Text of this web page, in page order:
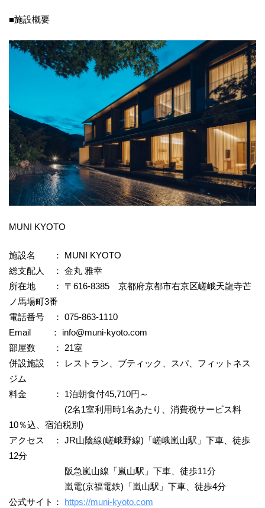
■施設概要
MUNI KYOTO
施設名 ： MUNI KYOTO
総支配人 ： 金丸 雅幸
所在地 ： 〒616-8385 京都府京都市右京区嵯峨天龍寺芒
ノ馬場町3番
電話番号 ： 075-863-1110
Email ： info@muni-kyoto.com
部屋数 ： 21室
併設施設 ： レストラン、ブティック、スパ、フィットネス
ジム
料金 ： 1泊朝食付45,710円～
(2名1室利用時1名あたり、消費税サービス料
10％込、宿泊税別)
アクセス ： JR山陰線(嵯峨野線)「嵯峨嵐山駅」下車、徒歩
12分
阪急嵐山線「嵐山駅」下車、徒歩11分
嵐電(京福電鉄)「嵐山駅」下車、徒歩4分
公式サイト：
https://muni-kyoto.com